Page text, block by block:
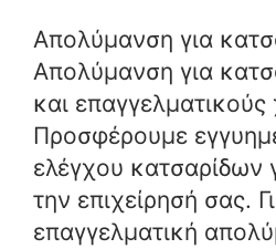
Απολύμανση για
Απολύμανση για
και
Προσφέρουμε
ελέγχου κατσαρίδων
την επιχείρησή σας.
επαγγελματική